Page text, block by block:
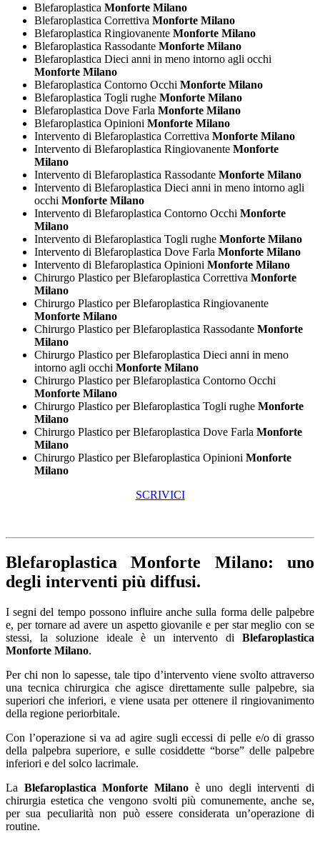
Blefaroplastica Monforte Milano
Blefaroplastica Correttiva Monforte Milano
Blefaroplastica Ringiovanente Monforte Milano
Blefaroplastica Rassodante Monforte Milano
Blefaroplastica Dieci anni in meno intorno agli occhi
Monforte Milano
Blefaroplastica Contorno Occhi Monforte Milano
Blefaroplastica Togli rughe Monforte Milano
Blefaroplastica Dove Farla Monforte Milano
Blefaroplastica Opinioni Monforte Milano
Intervento di Blefaroplastica Correttiva Monforte Milano
Intervento di Blefaroplastica Ringiovanente Monforte
Milano
Intervento di Blefaroplastica Rassodante Monforte Milano
Intervento di Blefaroplastica Dieci anni in meno intorno agli
occhi Monforte Milano
Intervento di Blefaroplastica Contorno Occhi Monforte
Milano
Intervento di Blefaroplastica Togli rughe Monforte Milano
Intervento di Blefaroplastica Dove Farla Monforte Milano
Intervento di Blefaroplastica Opinioni Monforte Milano
Chirurgo Plastico per Blefaroplastica Correttiva Monforte
Milano
Chirurgo Plastico per Blefaroplastica Ringiovanente
Monforte Milano
Chirurgo Plastico per Blefaroplastica Rassodante Monforte
Milano
Chirurgo Plastico per Blefaroplastica Dieci anni in meno
intorno agli occhi Monforte Milano
Chirurgo Plastico per Blefaroplastica Contorno Occhi
Monforte Milano
Chirurgo Plastico per Blefaroplastica Togli rughe Monforte
Milano
Chirurgo Plastico per Blefaroplastica Dove Farla Monforte
Milano
Chirurgo Plastico per Blefaroplastica Opinioni Monforte
Milano
SCRIVICI
Blefaroplastica Monforte Milano: uno
degli interventi più diffusi.
I segni del tempo possono influire anche sulla forma delle palpebre
e, per tornare ad avere un aspetto giovanile e per star meglio con se
stessi, la soluzione ideale è un intervento di Blefaroplastica
Monforte Milano.
Per chi non lo sapesse, tale tipo d’intervento viene svolto attraverso
una tecnica chirurgica che agisce direttamente sulle palpebre, sia
superiori che inferiori, e viene usata per ottenere il ringiovanimento
della regione periorbitale.
Con l’operazione si va ad agire sugli eccessi di pelle e/o di grasso
della palpebra superiore, e sulle cosiddette “borse” delle palpebre
inferiori e del solco lacrimale.
La Blefaroplastica Monforte Milanoè uno degli interventi di
chirurgia estetica che vengono svolti più comunemente, anche se,
per sua peculiarità non può essere considerata un’operazione di
routine.